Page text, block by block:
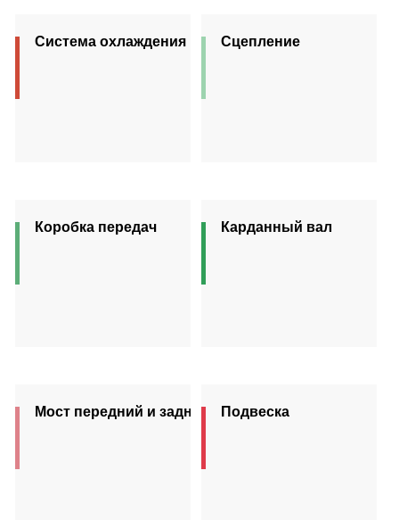
Система охлаждения Сцепление
Коробка передач Карданный вал
Мост передний и задний Подвеска